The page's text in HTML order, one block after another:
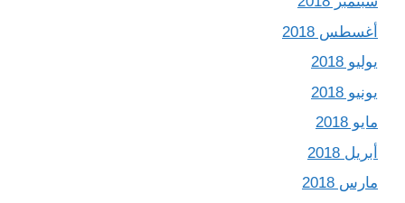
أغسطس 2018
يوليو 2018
يونيو 2018
مايو 2018
أبريل 2018
مارس 2018